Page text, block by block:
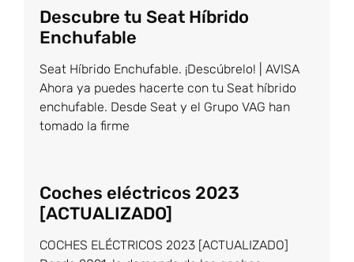
Descubre tu Seat Híbrido
Enchufable
Seat Híbrido Enchufable. ¡Descúbrelo! | AVISA
Ahora ya puedes hacerte con tu Seat híbrido
enchufable. Desde Seat y el Grupo VAG han
tomado la firme
Coches eléctricos 2023
[ACTUALIZADO]
COCHES ELÉCTRICOS 2023 [ACTUALIZADO]